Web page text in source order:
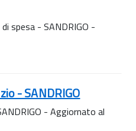
spesa - SANDRIGO -
- SANDRIGO
- Aggiornato al